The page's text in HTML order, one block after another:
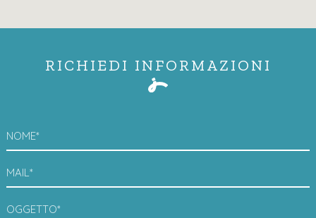
RICHIEDI INFORMAZIONI
NOME*
MAIL*
OGGETTO*